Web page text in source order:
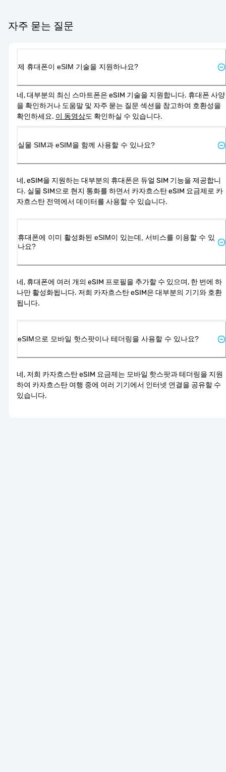
자주 묻는 질문
제 휴대폰이 eSIM 기술을 지원하나요?
네, 대부분의 최신 스마트폰은 eSIM 기술을 지원합니다. 휴대폰 사양
을 확인하거나 도움말 및 자주 묻는 질문 섹션을 참고하여 호환성을
확인하세요. 이 동영상도 확인하실 수 있습니다.
실물 SIM과 eSIM을 함께 사용할 수 있나요?
네, eSIM을 지원하는 대부분의 휴대폰은 듀얼 SIM 기능을 제공합니
다. 실물 SIM으로 현지 통화를 하면서 카자흐스탄 eSIM 요금제로 카
자흐스탄 전역에서 데이터를 사용할 수 있습니다.
휴대폰에 이미 활성화된 eSIM이 있는데, 서비스를 이용할 수 있
나요?
네, 휴대폰에 여러 개의 eSIM 프로필을 추가할 수 있으며, 한 번에 하
나만 활성화됩니다. 저희 카자흐스탄 eSIM은 대부분의 기기와 호환
됩니다.
eSIM으로 모바일 핫스팟이나 테더링을 사용할 수 있나요?
네, 저희 카자흐스탄 eSIM 요금제는 모바일 핫스팟과 테더링을 지원
하여 카자흐스탄 여행 중에 여러 기기에서 인터넷 연결을 공유할 수
있습니다.